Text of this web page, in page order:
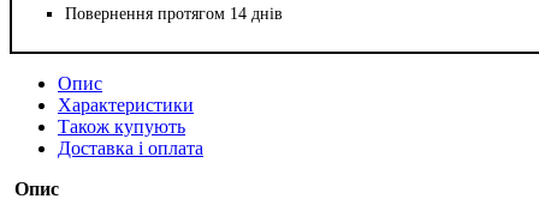
Повернення протягом 14 днів
Опис
Характеристики
Також купують
Доставка і оплата
Опис